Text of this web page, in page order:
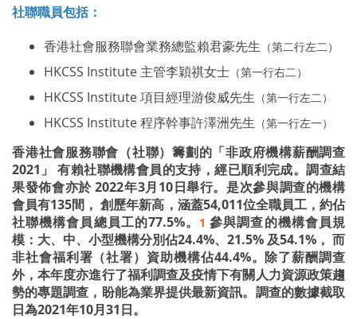
社聯職員包括：
香港社會服務聯會業務總監賴君豪先生 （第二行左二）
HKCSS Institute 主管李穎祺女士 （第一行右二）
HKCSS Institute 項目經理游俊威先生 （第一行左二）
HKCSS Institute 程序幹事許澤洲先生 （第一行左一）
香港社會服務聯會（社聯）籌劃的「非政府機構薪酬調查
2021」 有賴社聯機構會員的支持，經已順利完成。調查結
果發佈會亦於 2022年3月10日舉行。是次參與調查的機構
會員有135間， 創歷年新高，涵蓋54,011位全職員工，約佔
社聯機構會員總員工的77.5%。
1參與調查的機構會員規
模：大、中、小型機構分別佔24.4%、21.5% 及54.1%， 而
非社會福利署（社署）資助機構佔44.4%。除了薪酬調查
外，本年度亦進行了福利調查及疫情下有關人力資源政策趨
勢的專題調查，盼能為業界提供最新資訊。調查的數據截取
日為2021年10月31日。